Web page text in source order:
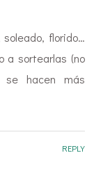
soleado, florido…
a sortearlas (no
se hacen más
REPLY